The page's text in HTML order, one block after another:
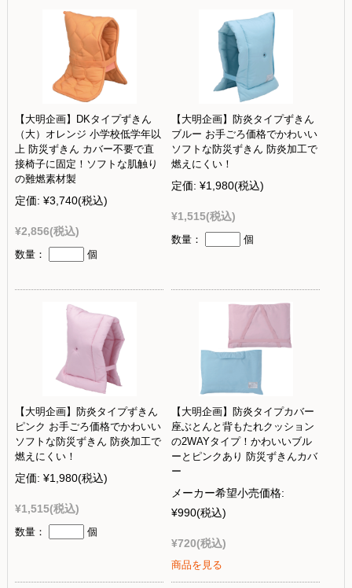
【大明企画】DKタイプずきん
（大）オレンジ 小学校低学年以
上 防災ずきん カバー不要で直
接椅子に固定！ソフトな肌触り
の難燃素材製
定価: ¥3,740(税込)
¥2,856(税込)
数量： 個
【大明企画】防炎タイプずきん
ブルー お手ごろ価格でかわいい
ソフトな防災ずきん 防炎加工で
燃えにくい！
定価: ¥1,980(税込)
¥1,515(税込)
数量： 個
【大明企画】防炎タイプずきん
ピンク お手ごろ価格でかわいい
ソフトな防災ずきん 防炎加工で
燃えにくい！
定価: ¥1,980(税込)
¥1,515(税込)
数量： 個
【大明企画】防炎タイプカバー
座ぶとんと背もたれクッション
の2WAYタイプ！かわいいブル
ーとピンクあり 防災ずきんカバ
ー
メーカー希望小売価格:
¥990(税込)
¥720(税込)
商品を見る